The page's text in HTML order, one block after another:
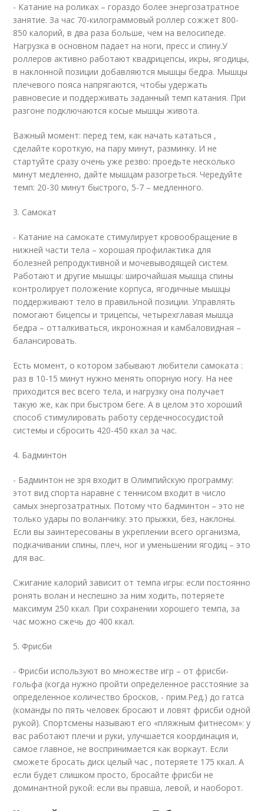
- Катание на роликах – гораздо более энергозатратное
занятие. За час 70-килограммовый роллер сожжет 800-
850 калорий, в два раза больше, чем на велосипеде.
Нагрузка в основном падает на ноги, пресс и спину.У
роллеров активно работают квадрицепсы, икры, ягодицы,
в наклонной позиции добавляются мышцы бедра. Мышцы
плечевого пояса напрягаются, чтобы удержать
равновесие и поддерживать заданный темп катания. При
разгоне подключаются косые мышцы живота.
Важный момент: перед тем, как начать кататься ,
сделайте короткую, на пару минут, разминку. И не
стартуйте сразу очень уже резво: проедьте несколько
минут медленно, дайте мышцам разогреться. Чередуйте
темп: 20-30 минут быстрого, 5-7 – медленного.
3. Самокат
- Катание на самокате стимулирует кровообращение в
нижней части тела – хорошая профилактика для
болезней репродуктивной и мочевыводящей систем.
Работают и другие мышцы: широчайшая мышца спины
контролирует положение корпуса, ягодичные мышцы
поддерживают тело в правильной позиции. Управлять
помогают бицепсы и трицепсы, четырехглавая мышца
бедра – отталкиваться, икроножная и камбаловидная –
балансировать.
Есть момент, о котором забывают любители самоката :
раз в 10-15 минут нужно менять опорную ногу. На нее
приходится вес всего тела, и нагрузку она получает
такую же, как при быстром беге. А в целом это хороший
способ стимулировать работу сердечнососудистой
системы и сбросить 420-450 ккал за час.
4. Бадминтон
- Бадминтон не зря входит в Олимпийскую программу:
этот вид спорта наравне с теннисом входит в число
самых энергозатратных. Потому что бадминтон – это не
только удары по воланчику: это прыжки, без, наклоны.
Если вы заинтересованы в укреплении всего организма,
подкачивании спины, плеч, ног и уменьшении ягодиц – это
для вас.
Сжигание калорий зависит от темпа игры: если постоянно
ронять волан и неспешно за ним ходить, потеряете
максимум 250 ккал. При сохранении хорошего темпа, за
час можно сжечь до 400 ккал.
5. Фрисби
- Фрисби используют во множестве игр – от фрисби-
гольфа (когда нужно пройти определенное расстояние за
определенное количество бросков, - прим.Ред.) до гатса
(команды по пять человек бросают и ловят фрисби одной
рукой). Спортсмены называют его «пляжным фитнесом»: у
вас работают плечи и руки, улучшается координация и,
самое главное, не воспринимается как воркаут. Если
сможете бросать диск целый час , потеряете 175 ккал. А
если будет слишком просто, бросайте фрисби не
доминантной рукой: если вы правша, левой, и наоборот.